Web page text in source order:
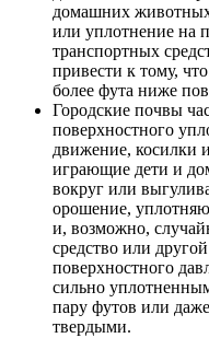
домашних
или уплотнение на
транспортных
привести к тому,
более фута ниже
Городские почвы
поверхностного
движение, косилки
играющие дети и
вокруг или
орошение,
и, возможно,
средство или
поверхностного
сильно
пару футов или
твердыми.